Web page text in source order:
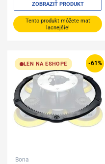
Tento produkt môžete mať
lacnejšie!
ZOBRAZIŤ PRODUKT
-61%
LEN NA ESHOPE
Bona
price
was:
1
005,19 €.
price
is: